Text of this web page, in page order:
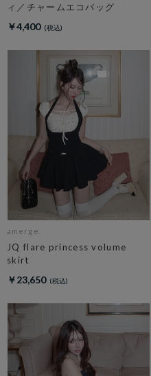
ィ／チャームエコバッグ
￥4,400
amerge.
JQ flare princess volume
skirt
￥23,650